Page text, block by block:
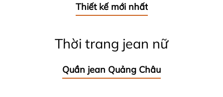
Thiết kế mới nhất
Thời trang jean nữ
Quần jean Quảng Châu